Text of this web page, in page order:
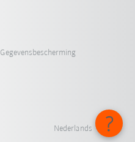
Gegevensbescherming
Nederlands - België